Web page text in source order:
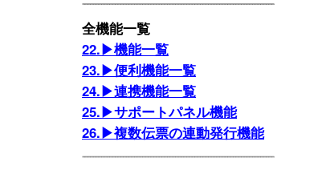
全機能一覧
22.▶機能一覧
23.▶便利機能一覧
24.▶連携機能一覧
25.▶サポートパネル機能
26.▶複数伝票の連動発行機能